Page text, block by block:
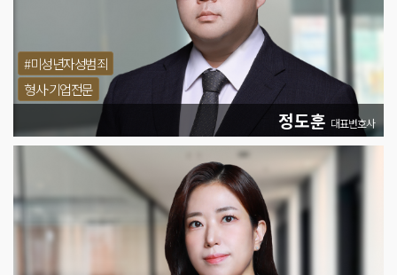
#미성년자성범죄
형사·기업전문
정도훈 대표변호사